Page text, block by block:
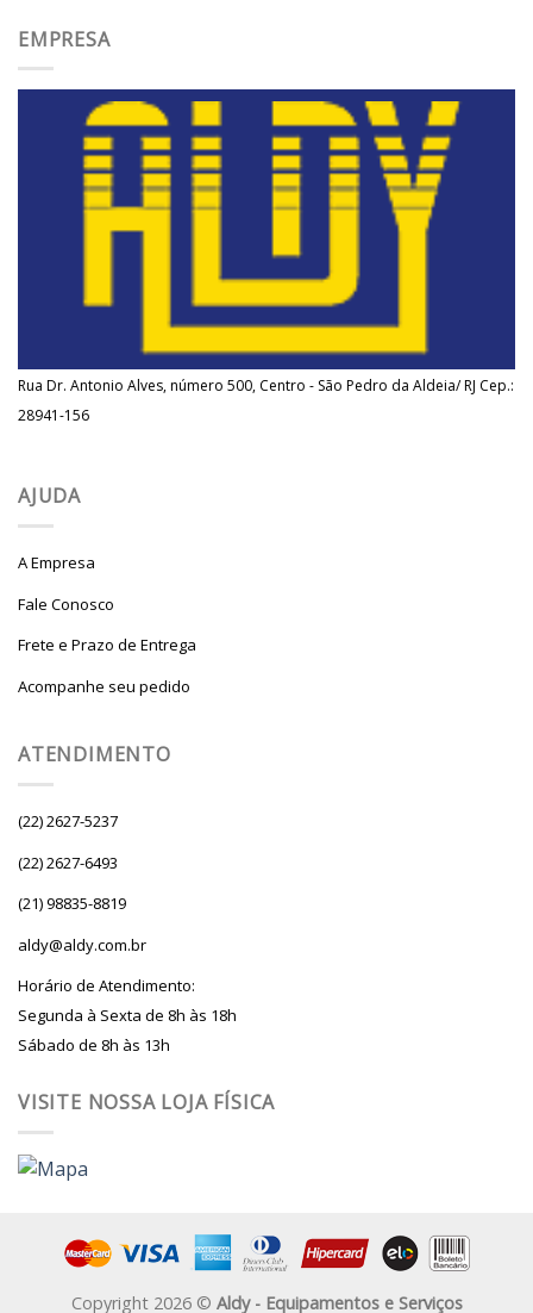
EMPRESA
Rua Dr. Antonio Alves, número 500, Centro - São Pedro da Aldeia/ RJ Cep.:
28941-156
AJUDA
A Empresa
Fale Conosco
Frete e Prazo de Entrega
Acompanhe seu pedido
ATENDIMENTO
(22) 2627-5237
(22) 2627-6493
(21) 98835-8819
aldy@aldy.com.br
Horário de Atendimento:
Segunda à Sexta de 8h às 18h
Sábado de 8h às 13h
VISITE NOSSA LOJA FÍSICA
Copyright 2026 © Aldy - Equipamentos e Serviços